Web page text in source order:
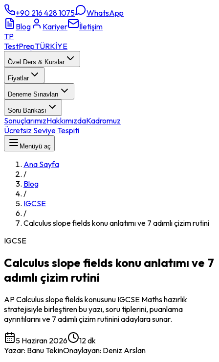
+90 216 428 1075
WhatsApp
Blog
Kariyer
İletişim
TP
TestPrepTÜRKİYE
Özel Ders & Kurslar
Fiyatlar
Deneme Sınavları
Soru Bankası
SonuçlarımızHakkımızdaKadromuz
Ücretsiz Seviye Tespiti
Menüyü aç
Ana Sayfa
/
Blog
/
IGCSE
/
Calculus slope fields konu anlatımı ve 7 adımlı çizim rutini
IGCSE
Calculus slope fields konu anlatımı ve 7
adımlı çizim rutini
AP Calculus slope fields konusunu IGCSE Maths hazırlık
stratejisiyle birleştiren bu yazı, soru tiplerini, puanlama
ayrıntılarını ve 7 adımlı çizim rutinini adaylara sunar.
5 Haziran 2026
12 dk
Yazar: Banu TekinOnaylayan: Deniz Arslan